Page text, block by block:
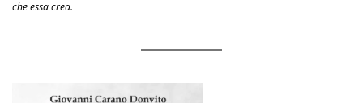
che essa crea.